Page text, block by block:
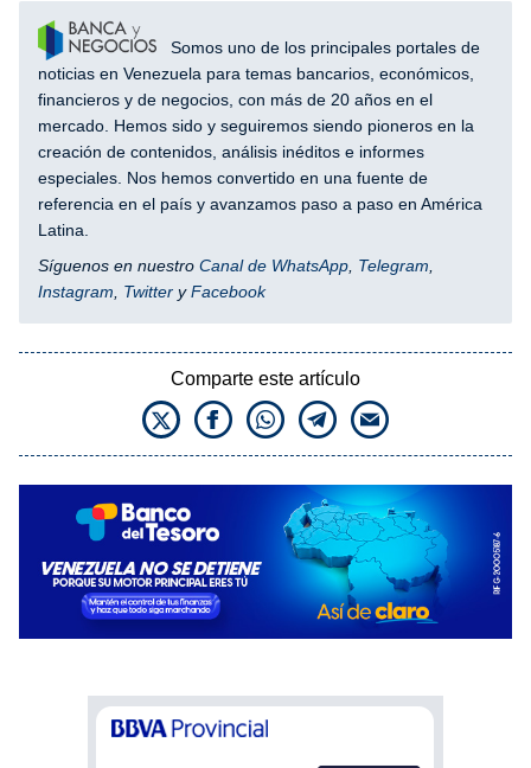
Somos uno de los principales portales de
noticias en Venezuela para temas bancarios, económicos,
financieros y de negocios, con más de 20 años en el
mercado. Hemos sido y seguiremos siendo pioneros en la
creación de contenidos, análisis inéditos e informes
especiales. Nos hemos convertido en una fuente de
referencia en el país y avanzamos paso a paso en América
Latina.
Síguenos en nuestro Canal de WhatsApp Telegram
Instagram
Twitter yFacebook
Comparte este artículo